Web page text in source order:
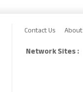
Contact Us
Network Sites :